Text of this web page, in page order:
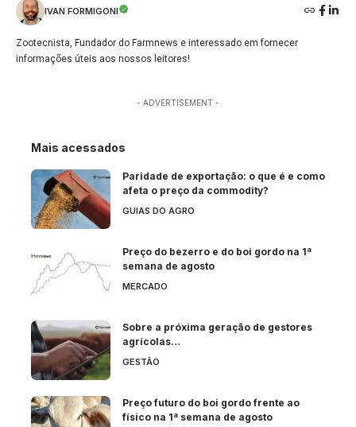
IVAN FORMIGONI
Zootecnista, Fundador do Farmnews e interessado em fornecer
informações úteis aos nossos leitores!
- ADVERTISEMENT -
Mais acessados
Paridade de exportação: o que é e como
afeta o preço da commodity?
GUIAS DO AGRO
Preço do bezerro e do boi gordo na 1ª
semana de agosto
MERCADO
Sobre a próxima geração de gestores
agrícolas…
GESTÃO
Preço futuro do boi gordo frente ao
físico na 1ª semana de agosto